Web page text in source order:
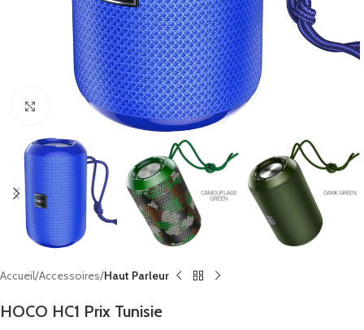
Click to enlarge
Accueil Accessoires Haut Parleur
HOCO HC1 Prix Tunisie